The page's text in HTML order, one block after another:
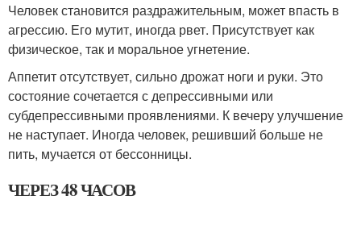
Человек становится раздражительным, может впасть в
агрессию. Его мутит, иногда рвет. Присутствует как
физическое, так и моральное угнетение.
Аппетит отсутствует, сильно дрожат ноги и руки. Это
состояние сочетается с депрессивными или
субдепрессивными проявлениями. К вечеру улучшение
не наступает. Иногда человек, решивший больше не
пить, мучается от бессонницы.
ЧЕРЕЗ 48 ЧАСОВ